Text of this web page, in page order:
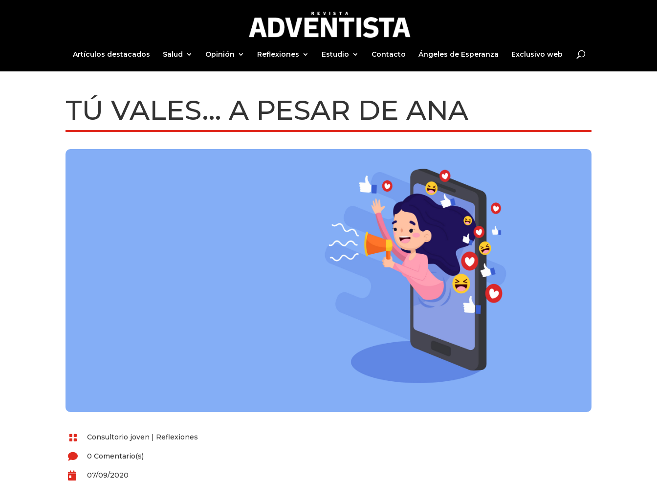
Artículos destacados Salud Opinión Reflexiones Estudio Contacto Ángeles de Esperanza Exclusivo web
TÚ VALES… A PESAR DE ANA
 Consultorio joven | Reflexiones
 0 Comentario(s)
 07/09/2020